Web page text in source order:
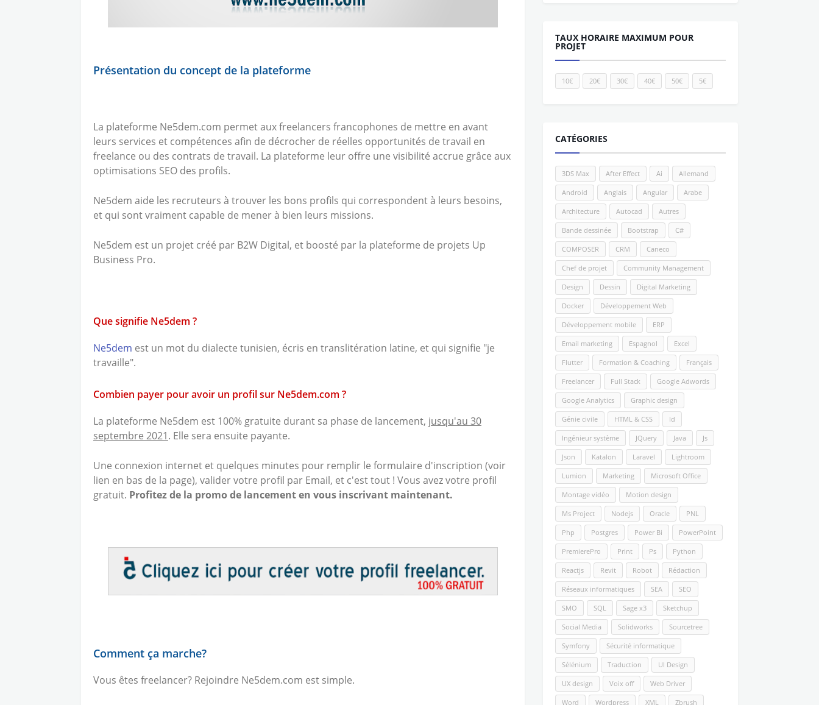
Présentation du concept de la plateforme
La plateforme Ne5dem.com permet aux freelancers francophones de mettre en avant
leurs services et compétences afin de décrocher de réelles opportunités de travail en
freelance ou des contrats de travail. La plateforme leur offre une visibilité accrue grâce aux
optimisations SEO des profils.
Ne5dem aide les recruteurs à trouver les bons profils qui correspondent à leurs besoins,
et qui sont vraiment capable de mener à bien leurs missions.
Ne5dem est un projet créé par B2W Digital, et boosté par la plateforme de projets Up
Business Pro.
Que signifie Ne5dem ?
Ne5dem est un mot du dialecte tunisien, écris en translitération latine, et qui signifie "je
travaille".
Combien payer pour avoir un profil sur Ne5dem.com ?
La plateforme Ne5dem est 100% gratuite durant sa phase de lancement, jusqu'au 30
septembre 2021. Elle sera ensuite payante.
Une connexion internet et quelques minutes pour remplir le formulaire d'inscription (voir
lien en bas de la page), valider votre profil par Email, et c'est tout ! Vous avez votre profil
gratuit. Profitez de la promo de lancement en vous inscrivant maintenant.
Comment ça marche?
Vous êtes freelancer? Rejoindre Ne5dem.com est simple.
TAUX HORAIRE MAXIMUM POUR
PROJET
10€ 20€ 30€ 40€ 50€ 5€
CATÉGORIES
3DS Max After Effect Ai Allemand
Android Anglais Angular Arabe
Architecture Autocad Autres
Bande dessinée Bootstrap C#
COMPOSER CRM Caneco
Chef de projet Community Management
Design Dessin Digital Marketing
Docker Développement Web
Développement mobile ERP
Email marketing Espagnol Excel
Flutter Formation & Coaching Français
Freelancer Full Stack Google Adwords
Google Analytics Graphic design
Génie civile HTML & CSS Id
Ingénieur système JQuery Java Js
Json Katalon Laravel Lightroom
Lumion Marketing Microsoft Office
Montage vidéo Motion design
Ms Project Nodejs Oracle PNL
Php Postgres Power Bi PowerPoint
PremierePro Print Ps Python
Reactjs Revit Robot Rédaction
Réseaux informatiques SEA SEO
SMO SQL Sage x3 Sketchup
Social Media Solidworks Sourcetree
Symfony Sécurité informatique
Sélénium Traduction UI Design
UX design Voix off Web Driver
Word Wordpress XML Zbrush